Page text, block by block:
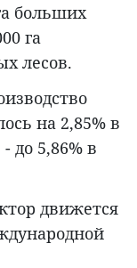
больших
га
лесов.
на 2,85% в
до 5,86% в
движется